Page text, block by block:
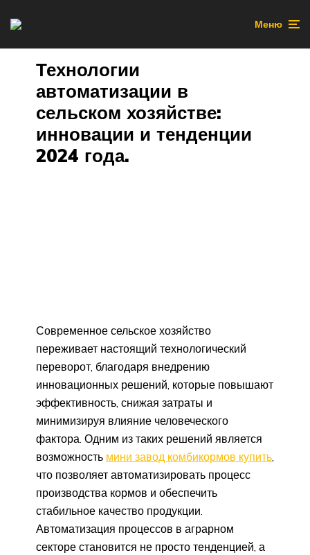
Меню
Технологии
автоматизации в
сельском хозяйстве:
инновации и тенденции
2024 года.
Современное сельское хозяйство
переживает настоящий технологический
переворот, благодаря внедрению
инновационных решений, которые повышают
эффективность, снижая затраты и
минимизируя влияние человеческого
фактора. Одним из таких решений является
возможность мини завод комбикормов купить,
что позволяет автоматизировать процесс
производства кормов и обеспечить
стабильное качество продукции.
Автоматизация процессов в аграрном
секторе становится не просто тенденцией, а